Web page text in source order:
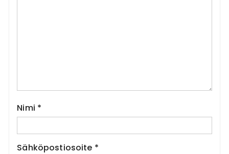
Nimi *
Sähköpostiosoite *